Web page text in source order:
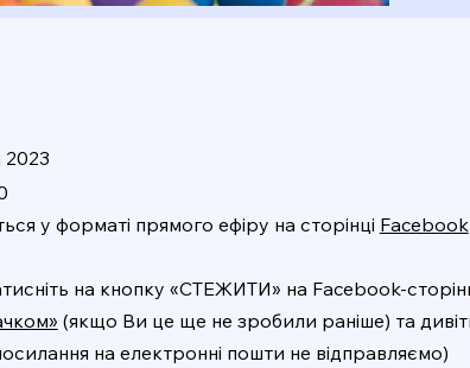
2023
у форматі прямого ефіру на сторінці Facebook
на кнопку «СТЕЖИТИ» на Facebook-
(якщо Ви це ще не зробили раніше) та
на електронні пошти не відправляємо)